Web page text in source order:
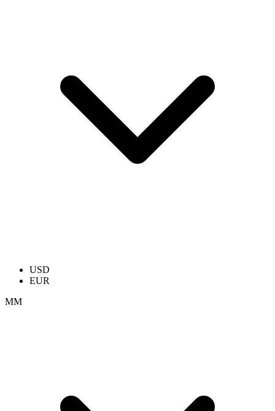
USD
EUR
ММ